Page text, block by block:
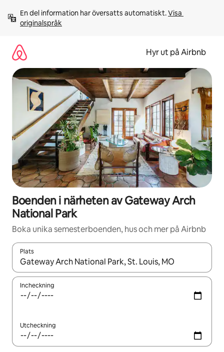
innehåll
En del information har översatts automatiskt. Visa
originalspråk
Hyr ut på Airbnb
Boenden i närheten av Gateway Arch
National Park
Boka unika semesterboenden, hus och mer på Airbnb
Plats
När resultaten är tillgängliga kan du navigera med upp- och
Incheckning
Utcheckning